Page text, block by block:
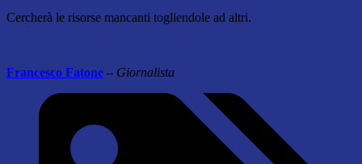
Cercherà le risorse mancanti togliendole ad altri.
Francesco Fatone – Giornalista